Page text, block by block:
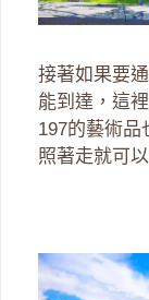
接著如果要
能到達，這
197的藝術品
照著走就可